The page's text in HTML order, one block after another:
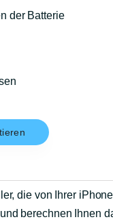
der Batterie
die von Ihrer
berechnen Ihnen